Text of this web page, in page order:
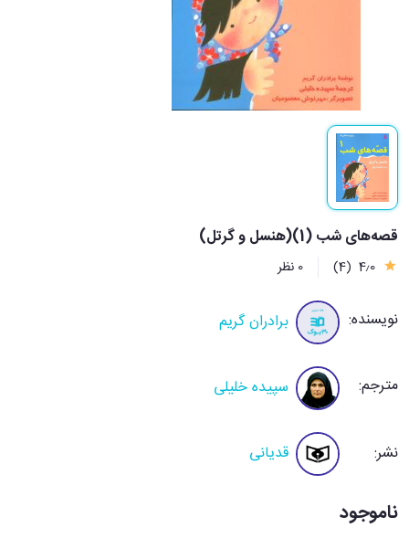
قصه‌های شب (1)(هنسل و گرتل)
4٫0 (4) 0 نظر
نویسنده: برادران گریم
مترجم: سپیده خلیلی
نشر: قدیانی
ناموجود